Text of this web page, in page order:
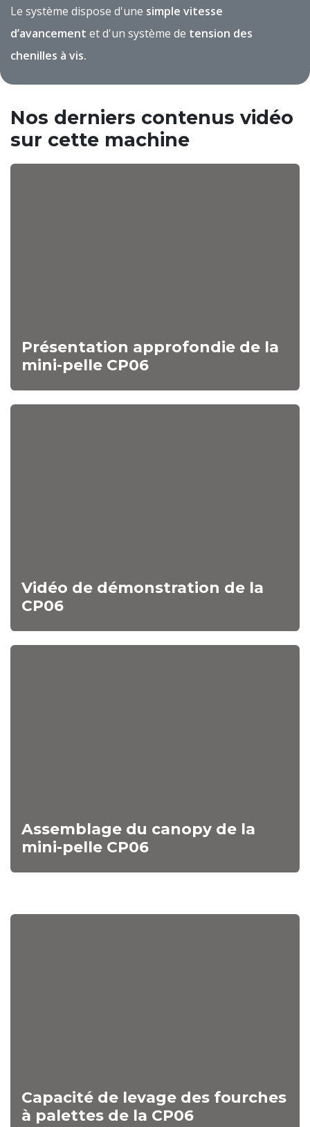
Le système dispose d'une simple vitesse
d’avancement et d'un système de tension des
chenilles à vis.
Nos derniers contenus vidéo​
sur cette machine
Présentation approfondie de la
mini-pelle CP06
Vidéo de démonstration de la
CP06
Assemblage du canopy de la
mini-pelle CP06
Capacité de levage des fourches
à palettes de la CP06